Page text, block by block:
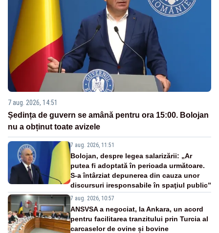
7 aug. 2026, 14:51
Ședința de guvern se amână pentru ora 15:00. Bolojan
nu a obținut toate avizele
7 aug. 2026, 11:51
Bolojan, despre legea salarizării: „Ar
putea fi adoptată în perioada următoare.
S-a întârziat depunerea din cauza unor
discursuri iresponsabile în spaţiul public”
7 aug. 2026, 10:57
ANSVSA a negociat, la Ankara, un acord
pentru facilitarea tranzitului prin Turcia al
carcaselor de ovine și bovine